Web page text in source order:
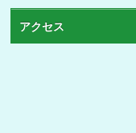
アクセス